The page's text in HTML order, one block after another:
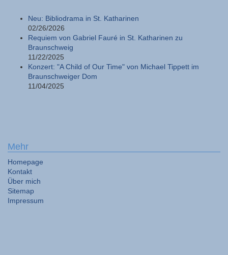
Neu: Bibliodrama in St. Katharinen
02/26/2026
Requiem von Gabriel Fauré in St. Katharinen zu
Braunschweig
11/22/2025
Konzert: "A Child of Our Time" von Michael Tippett im
Braunschweiger Dom
11/04/2025
Mehr
Homepage
Kontakt
Über mich
Sitemap
Impressum